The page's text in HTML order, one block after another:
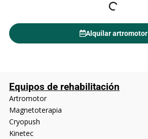
Alquilar artromotor
Equipos de rehabilitación
Artromotor
Magnetoterapia
Cryopush
Kinetec